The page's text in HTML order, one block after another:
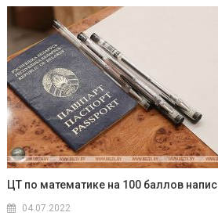
ЦТ по математике на 100 баллов
04.07.2022